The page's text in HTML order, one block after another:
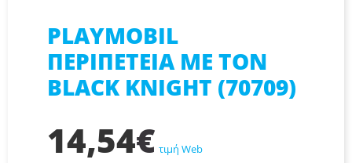
PLAYMOBIL
ΠΕΡΙΠΕΤΕΙΑ ΜΕ ΤΟΝ
BLACK KNIGHT (70709)
14,54€ τιμή Web